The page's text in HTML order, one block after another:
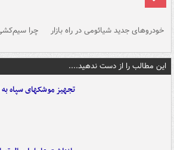
خودروهای جدید شیائومی در راه بازار چرا
این مطالب را از دست ندهید....
تجهیز موشکهای سپاه